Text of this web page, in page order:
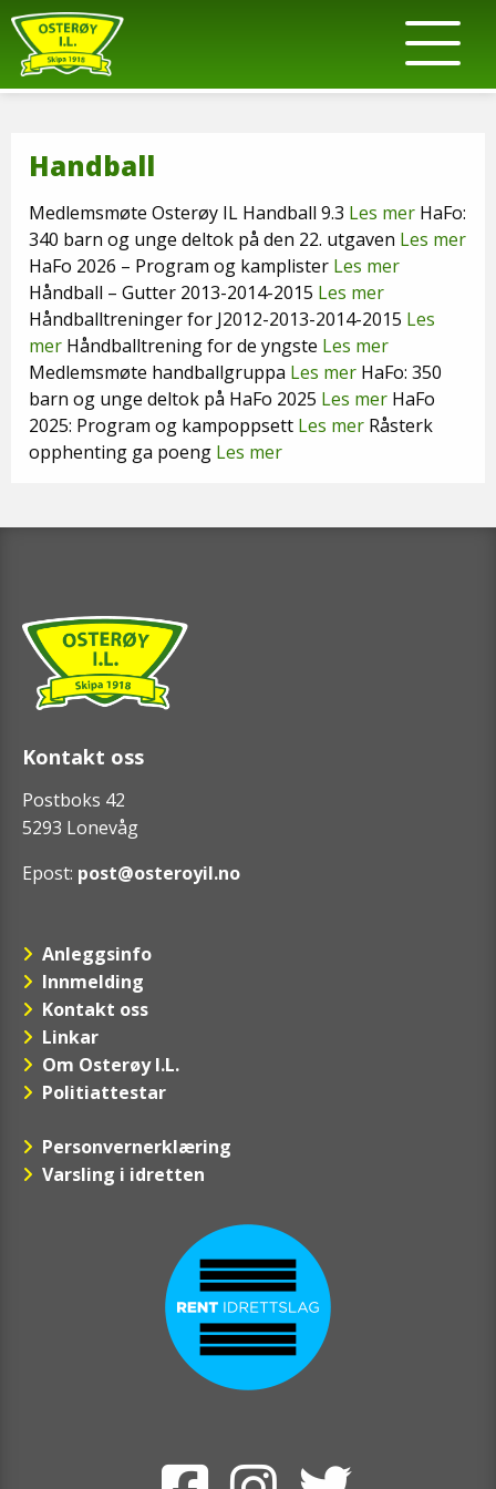
Handball
Medlemsmøte Osterøy IL Handball 9.3 Les mer HaFo:
340 barn og unge deltok på den 22. utgaven Les mer
HaFo 2026 – Program og kamplister Les mer
Håndball – Gutter 2013-2014-2015 Les mer
Håndballtreninger for J2012-2013-2014-2015 Les
mer Håndballtrening for de yngste Les mer
Medlemsmøte handballgruppa Les mer HaFo: 350
barn og unge deltok på HaFo 2025 Les mer HaFo
2025: Program og kampoppsett Les mer Råsterk
opphenting ga poeng Les mer
Kontakt oss
Postboks 42
5293 Lonevåg
Epost: post@osteroyil.no
Anleggsinfo
Innmelding
Kontakt oss
Linkar
Om Osterøy I.L.
Politiattestar
Personvernerklæring
Varsling i idretten